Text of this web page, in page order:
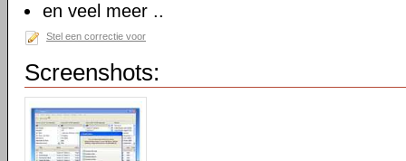
en veel meer ..
Stel een correctie voor
Screenshots: